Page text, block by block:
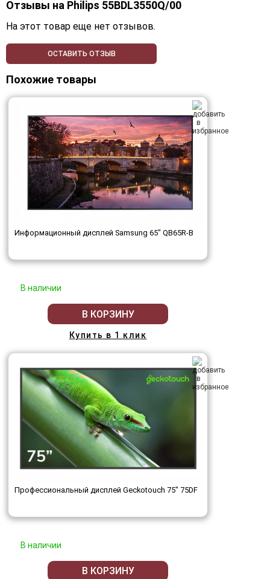
Отзывы на Philips 55BDL3550Q/00
На этот товар еще нет отзывов.
ОСТАВИТЬ ОТЗЫВ
Похожие товары
Информационный дисплей Samsung 65" QB65R-B
В наличии
В КОРЗИНУ
Купить в 1 клик
Профессиональный дисплей Geckotouch 75" 75DF
В наличии
В КОРЗИНУ